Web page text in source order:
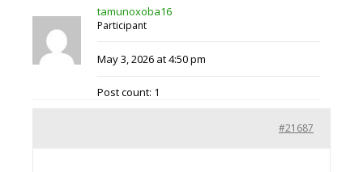
tamunoxoba16
Participant
May 3, 2026 at 4:50 pm
Post count: 1
#21687